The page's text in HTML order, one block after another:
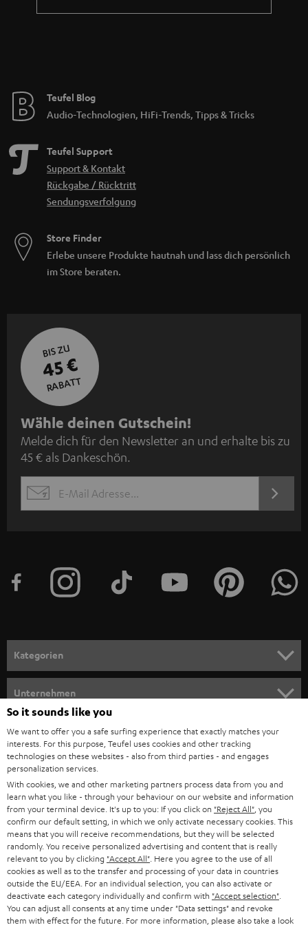
Teufel Blog
Audio-Technologien, HiFi-Trends, Tipps & Tricks
Teufel Support
Support & Kontakt
Rückgabe / Rücktritt
Sendungsverfolgung
Store Finder
Erlebe unsere Produkte hautnah und lass dich persönlich
im Store beraten.
BIS ZU
45 €
RABATT
N
e
w
s
l
e
n
m
e
l
d
u
n
g
Wähle deinen Gutschein!
Melde dich für den Newsletter an und erhalte bis zu
45 € als Dankeschön.
EMAIL
JETZT
Kategorien
HEIMKINO-KOMPLETTANLAGEN
SOUNDBARS
SMART HOME
BLUETOOTH-LAUTSPRECHER
KOPFHÖRER
BLUETOOTH-KOPFHÖRER
Unternehmen
KARRIERE
PRESSE & MARKETING
GESCHÄFTSKUNDEN
PARTNERPROGRAMM
BLOG
NEWSLETTER
Teufel Onlineshops
DEUTSCHLAND
ÖSTERREICH
SCHWEIZ
NIEDERLANDE
BELGIEN
So it sounds like you
We want to offer you a safe surfing experience that exactly matches your
interests. For this purpose, Teufel uses cookies and other tracking
technologies on these websites - also from third parties - and engages
personalization services.
With cookies, we and other marketing partners process data from you and
learn what you like - through your behaviour on our website and information
from your terminal device. It's up to you: If you click on "Reject All" , you
confirm our default setting, in which we only activate necessary cookies. This
means that you will receive recommendations, but they will be selected
randomly. You receive personalized advertising and content that is really
relevant to you by clicking "Accept All" . Here you agree to the use of all
cookies as well as to the transfer and processing of your data in countries
outside the EU/EEA. For an individual selection, you can also activate or
deactivate each category individually and confirm with "Accept selection"
You can adjust all consents at any time under "Data settings" and revoke
them with effect for the future. For more information, please also take a look